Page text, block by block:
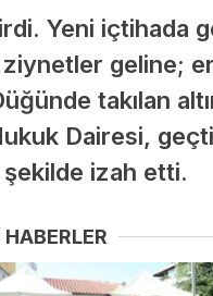
Yeni içtihada
ziynetler geline;
takılan
Dairesi,
şekilde izah etti.